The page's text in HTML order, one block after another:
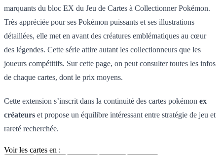
marquants du bloc EX du Jeu de Cartes à Collectionner Pokémon.
Très appréciée pour ses Pokémon puissants et ses illustrations
détaillées, elle met en avant des créatures emblématiques au cœur
des légendes. Cette série attire autant les collectionneurs que les
joueurs compétitifs. Sur cette page, on peut consulter toutes les infos
de chaque cartes, dont le prix moyens.
Cette extension s’inscrit dans la continuité des cartes pokémon ex
créateurs et propose un équilibre intéressant entre stratégie de jeu et
rareté recherchée.
Voir les cartes en :